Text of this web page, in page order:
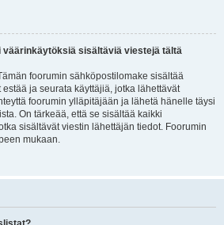
väärinkäytöksiä sisältäviä viestejä tältä
foorumin sähköpostilomake sisältää
ja seurata käyttäjiä, jotka lähettävät
foorumin ylläpitäjään ja lähetä hänelle täysi
On tärkeää, että se sisältää kaikki
sisältävät viestin lähettäjän tiedot. Foorumin
mukaan.